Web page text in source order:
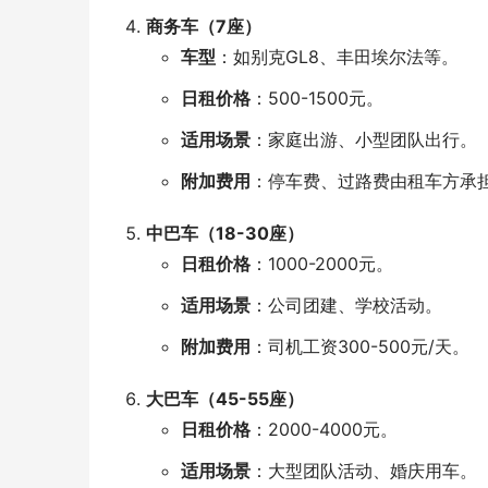
商务车（7座）
车型 ：如别克GL8、丰田埃尔法等。
日租价格 ：500-1500元。
适用场景 ：家庭出游、小型团队出行。
附加费用 ：停车费、过路费由租车方承
中巴车（18-30座）
日租价格 ：1000-2000元。
适用场景 ：公司团建、学校活动。
附加费用 ：司机工资300-500元/天。
大巴车（45-55座）
日租价格 ：2000-4000元。
适用场景 ：大型团队活动、婚庆用车。